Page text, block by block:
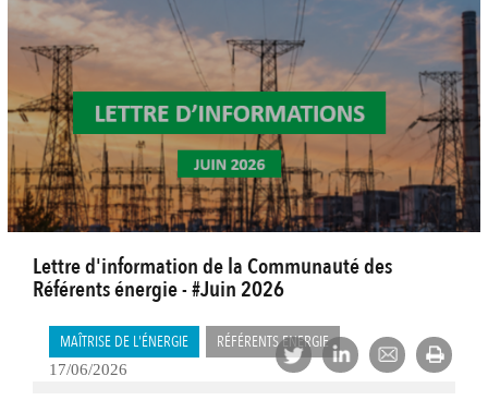
Lettre d'information de la Communauté des
Référents énergie - #Juin 2026
MAÎTRISE DE L'ÉNERGIE RÉFÉRENTS ENERGIE
17/06/2026